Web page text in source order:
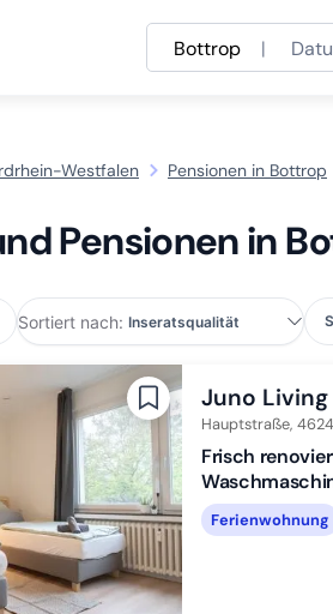
Bottrop |
Westfalen Pensionen in Bottrop
Pensionen in
Sortiert nach:
Juno Living
Hauptstraße,
Frisch
Ferienwohnung